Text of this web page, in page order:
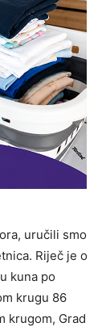
uručili smo
Riječ je o
kuna po
krugu 86
krugom, Grad